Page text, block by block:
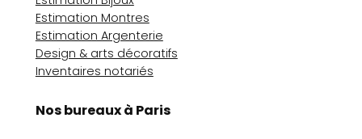
Estimation Montres
Estimation Argenterie
Design & arts décoratifs
Inventaires notariés
Nos bureaux à Paris